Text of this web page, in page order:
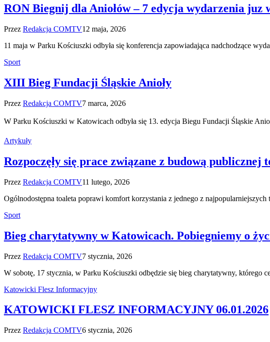
RON Biegnij dla Aniołów – 7 edycja wydarzenia juz
Przez Redakcja COMTV12 maja, 2026
11 maja w Parku Kościuszki odbyła się konferencja zapowiadająca nadchodzące
Sport
XIII Bieg Fundacji Śląskie Anioły
Przez Redakcja COMTV7 marca, 2026
W Parku Kościuszki w Katowicach odbyła się 13. edycja Biegu Fundacji Śląskie
Artykuły
Rozpoczęły się prace związane z budową
Przez Redakcja COMTV11 lutego, 2026
Ogólnodostępna toaleta poprawi komfort korzystania z jednego z
Sport
Bieg charytatywny w Katowicach. Pobiegniemy o
Przez Redakcja COMTV7 stycznia, 2026
W sobotę, 17 stycznia, w Parku Kościuszki odbędzie się bieg charytatywny, którego
Katowicki Flesz Informacyjny
KATOWICKI FLESZ INFORMACYJNY 06.01.2026
Przez Redakcja COMTV6 stycznia, 2026